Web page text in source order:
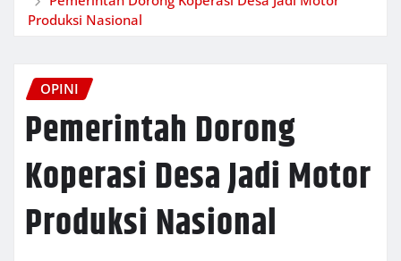
Produksi Nasional
OPINI
Pemerintah Dorong
Koperasi Desa Jadi Motor
Produksi Nasional